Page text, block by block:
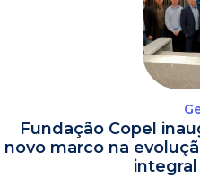
Fundação Copel
novo marco na